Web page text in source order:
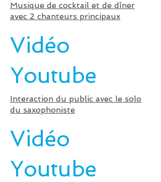
Musique de cocktail et de dîner
avec 2 chanteurs principaux
Vidéo
Youtube
Interaction du public avec le solo
du saxophoniste
Vidéo
Youtube